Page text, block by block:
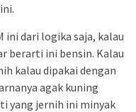
ini dari logika saja, kalau
berarti ini bensin. Kalau
kalau dipakai dengan
agak kuning
yang jernih ini minyak